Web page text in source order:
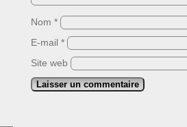
Nom *
E-mail *
Site web